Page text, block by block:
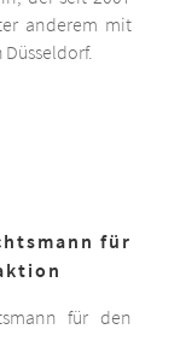
anderem mit
für
für den